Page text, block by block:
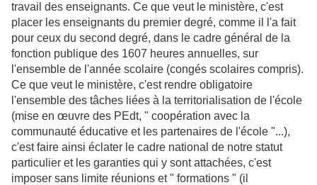
travail des enseignants. Ce que veut le ministère, c'est
placer les enseignants du premier degré, comme il l'a fait
pour ceux du second degré, dans le cadre général de la
fonction publique des 1607 heures annuelles, sur
l'ensemble de l'année scolaire (congés scolaires compris).
Ce que veut le ministère, c'est rendre obligatoire
l'ensemble des tâches liées à la territorialisation de l'école
(mise en œuvre des PEdt, " coopération avec la
communauté éducative et les partenaires de l'école "...),
c'est faire ainsi éclater le cadre national de notre statut
particulier et les garanties qui y sont attachées, c'est
imposer sans limite réunions et " formations " (il